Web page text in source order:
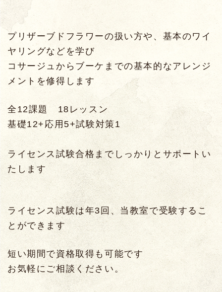
プリザーブドフラワーの扱い方や、基本のワイ
ヤリングなどを学び
コサージュからブーケまでの基本的なアレンジ
メントを修得します
全12課題 18レッスン
基礎12+応用5+試験対策1
ライセンス試験合格までしっかりとサポートい
たします
ライセンス試験は年3回、当教室で受験するこ
とができます
短い期間で資格取得も可能です
お気軽にご相談ください。